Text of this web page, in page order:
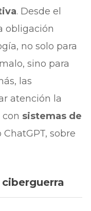
. Desde el
obligación
no solo para
sino para
las
atención la
sistemas de
ChatGPT, sobre